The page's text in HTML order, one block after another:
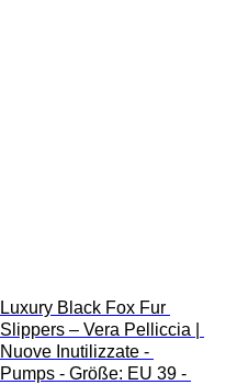
Luxury Black Fox Fur
Slippers – Vera Pelliccia |
Nuove Inutilizzate -
Pumps - Größe: EU 39 -